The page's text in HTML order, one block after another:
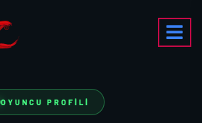
OYUNCU PROFILI